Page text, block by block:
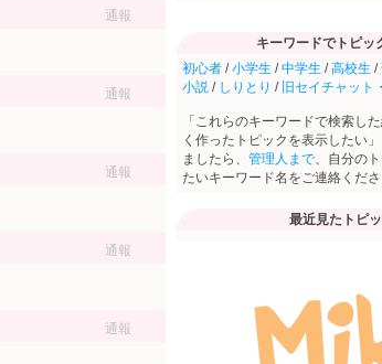
通報
通報
通報
通報
通報
キーワードでトピッ
初心者 /小学生 /中学生 /高校生 /
小説 / しりとり / 旧セイチャット
「これらのキーワードで検索し
く作ったトピックを表示したい
ましたら、 管理人まで、自分の
たいキーワード名をご連絡くだ
最近見たトピ